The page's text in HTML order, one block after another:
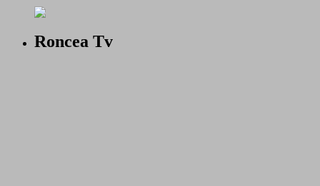
Roncea Tv